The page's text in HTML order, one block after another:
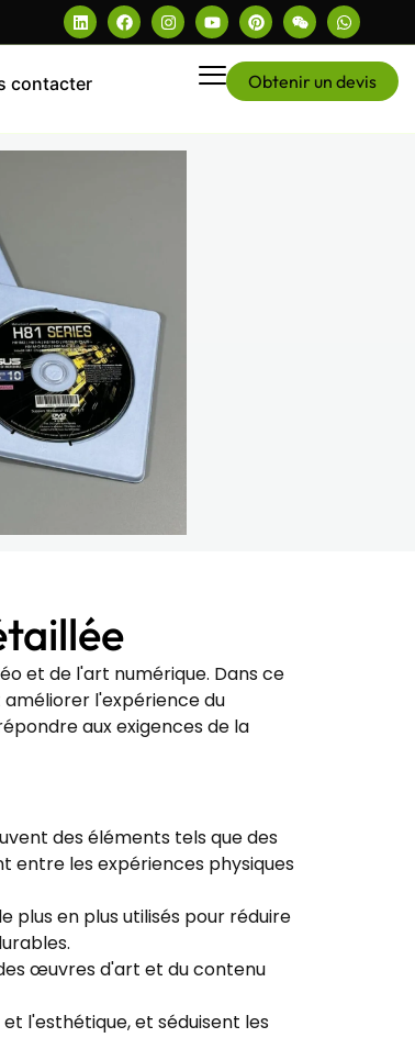
contacter Obtenir un devis
et de l'art numérique. Dans ce
l'expérience du
aux exigences de la
des éléments tels que des
entre les expériences physiques
plus en plus utilisés pour réduire
œuvres d'art et du contenu
l'esthétique, et séduisent les